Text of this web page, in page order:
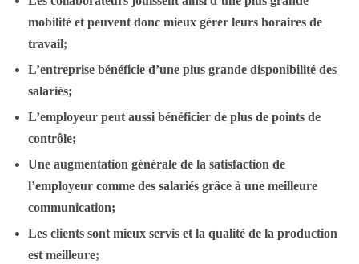
mobilité et peuvent donc mieux gérer leurs horaires de
travail;
L’entreprise bénéficie d’une plus grande disponibilité des
salariés;
L’employeur peut aussi bénéficier de plus de points de
contrôle;
Une augmentation générale de la satisfaction de
l’employeur comme des salariés grâce à une meilleure
communication;
Les clients sont mieux servis et la qualité de la production
est meilleure;